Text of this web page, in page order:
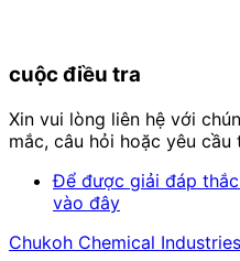
cuộc điều tra
Xin vui lòng liên hệ với
mắc, câu hỏi hoặc yêu cầu
Để được giải đáp
vào đây
Chukoh Chemical